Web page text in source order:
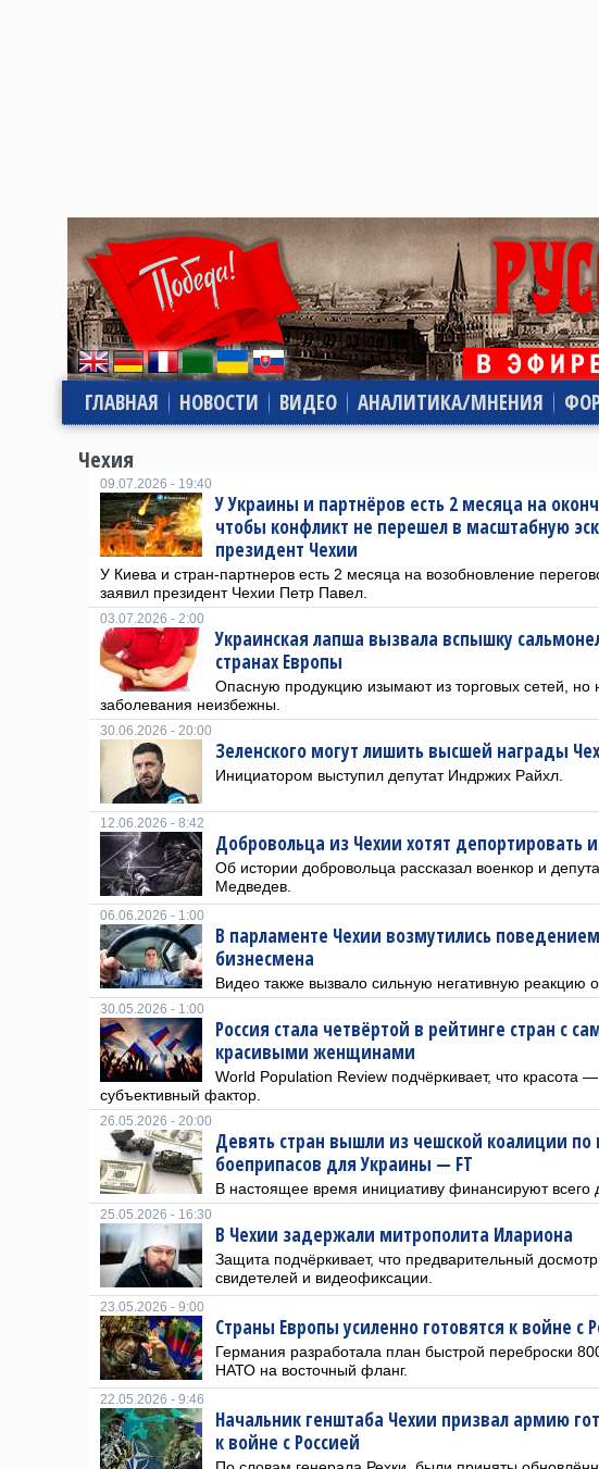
ГЛАВНАЯ НОВОСТИ ВИДЕО АНАЛИТИКА/МНЕНИЯ
Чехия
09.07.2026 - 19:40
У Украины и партнёров есть 2 месяца на
чтобы конфликт не перешел в масштабную
президент Чехии
У Киева и стран-партнеров есть 2 месяца на возобновление
заявил президент Чехии Петр Павел.
03.07.2026 - 2:00
Украинская лапша вызвала вспышку
странах Европы
Опасную продукцию изымают из торговых сетей, но
заболевания неизбежны.
30.06.2026 - 20:00
Зеленского могут лишить высшей награды
Инициатором выступил депутат Индржих Райхл.
12.06.2026 - 8:42
Добровольца из Чехии хотят депортировать
Об истории добровольца рассказал военкор и
Медведев.
06.06.2026 - 1:00
В парламенте Чехии возмутились
бизнесмена
Видео также вызвало сильную негативную реакцию
30.05.2026 - 1:00
Россия стала четвёртой в рейтинге стран с
красивыми женщинами
World Population Review подчёркивает, что красота —
субъективный фактор.
26.05.2026 - 20:00
Девять стран вышли из чешской коалиции по
боеприпасов для Украины — FT
В настоящее время инициативу финансируют всего
25.05.2026 - 16:30
В Чехии задержали митрополита Илариона
Защита подчёркивает, что предварительный
свидетелей и видеофиксации.
23.05.2026 - 9:00
Страны Европы усиленно готовятся к войне с
Германия разработала план быстрой переброски
НАТО на восточный фланг.
22.05.2026 - 9:46
Начальник генштаба Чехии призвал армию
к войне с Россией